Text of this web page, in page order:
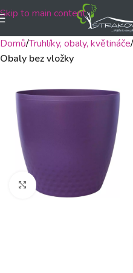
Skip to main content
Domů Truhlíky, obaly, květináče
Obaly bez vložky
Klikněte pro zvětšení